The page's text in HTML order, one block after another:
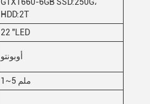
HDD:2T
22 "LED
أوبونتو
1~5 ملم